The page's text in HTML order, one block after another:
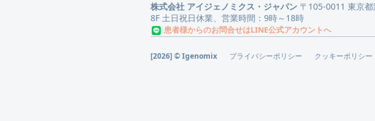
株式会社 アイジェノミクス・ジャパン〒105-0011 東京都
8F 土日祝日休業、営業時間：9時～18時
患者様からのお問合せはLINE公式アカウントへ
[2026] © Igenomix プライバシーポリシー クッキーポリシー